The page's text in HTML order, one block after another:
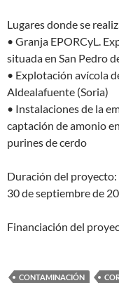
Lugares donde se
• Granja EPORCyL.
situada en San Pedro
• Explotación avícola
Aldealafuente (Soria)
• Instalaciones de la
captación de amonio
purines de cerdo
Duración del
30 de septiembre de
Financiación del
CONTAMINACIÓN